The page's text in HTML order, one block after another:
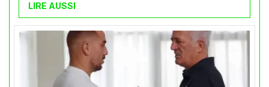
LIRE AUSSI